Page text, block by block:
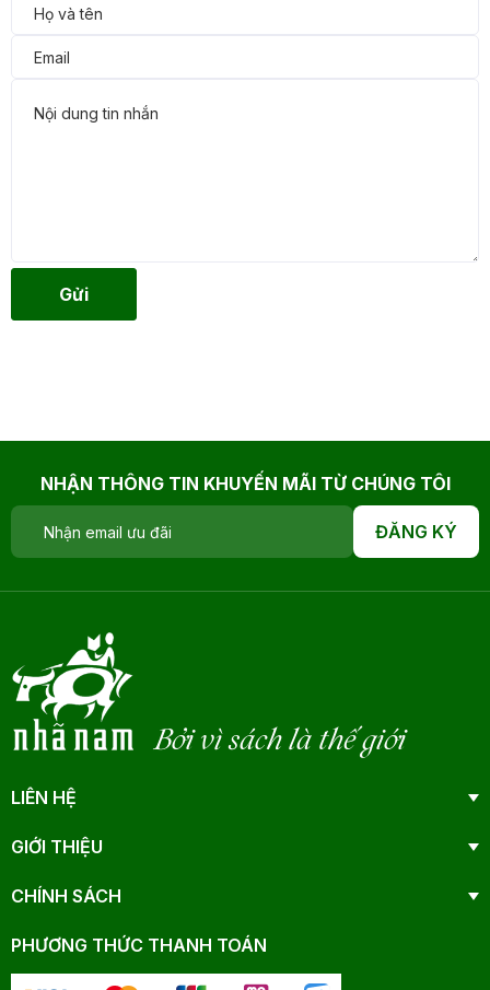
Gửi
NHẬN THÔNG TIN KHUYẾN MÃI TỪ CHÚNG TÔI
ĐĂNG KÝ
Bởi vì sách là thế giới
LIÊN HỆ
GIỚI THIỆU
CHÍNH SÁCH
PHƯƠNG THỨC THANH TOÁN